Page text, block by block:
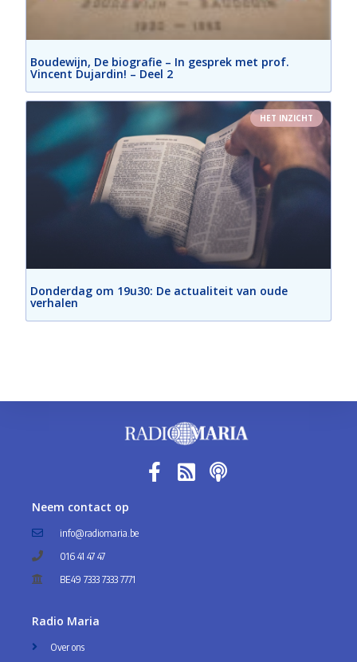
Boudewijn, De biografie – In gesprek met prof.
Vincent Dujardin! – Deel 2
HET INZICHT
Donderdag om 19u30: De actualiteit van oude
verhalen
Neem contact op
info@radiomaria.be
016 41 47 47
BE49 7333 7333 7771
Radio Maria
Over ons